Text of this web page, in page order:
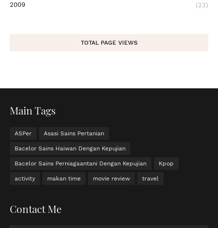
2009
(23)
TOTAL PAGE VIEWS
Main Tags
ASPer Asasi Sains Pertanian
Bacelor Sains Haiwan Dengan Kepujian
Bacelor Sains Perniagaantani Dengan Kepujian Kpop
activity makan time movie review travel
Contact Me